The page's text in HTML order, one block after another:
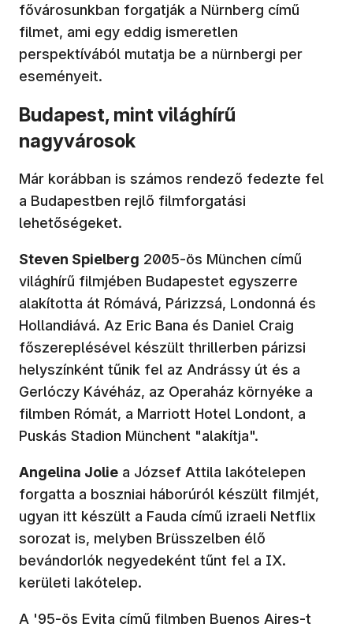
fővárosunkban forgatják a Nürnberg című
filmet, ami egy eddig ismeretlen
perspektívából mutatja be a nürnbergi per
eseményeit.
Budapest, mint világhírű
nagyvárosok
Már korábban is számos rendező fedezte fel
a Budapestben rejlő filmforgatási
lehetőségeket.
Steven Spielberg 2005-ös München című
világhírű filmjében Budapestet egyszerre
alakította át Rómává, Párizzsá, Londonná és
Hollandiává. Az Eric Bana és Daniel Craig
főszereplésével készült thrillerben párizsi
helyszínként tűnik fel az Andrássy út és a
Gerlóczy Kávéház, az Operaház környéke a
filmben Rómát, a Marriott Hotel Londont, a
Puskás Stadion Münchent "alakítja".
Angelina Jolie a József Attila lakótelepen
forgatta a boszniai háborúról készült filmjét,
ugyan itt készült a Fauda című izraeli Netflix
sorozat is, melyben Brüsszelben élő
bevándorlók negyedeként tűnt fel a IX.
kerületi lakótelep.
A '95-ös Evita című filmben Buenos Aires-t